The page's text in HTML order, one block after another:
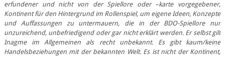
erfundener und nicht von der Spiellore oder –karte vorgegebener,
Kontinent für den Hintergrund im Rollenspiel, um eigene Ideen, Konzepte
und Auffassungen zu untermauern, die in der BDO-Spiellore nur
unzureichend, unbefriedigend oder gar nicht erklärt werden. Er selbst gilt
Inagme im Allgemeinen als recht unbekannt. Es gibt kaum/keine
Handelsbeziehungen mit der bekannten Welt. Es ist nicht der Kontinent,